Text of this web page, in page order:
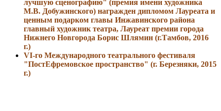
лучшую сценографию" (премия имени художника
М.В. Добужинского) награжден дипломом Лауреата и
ценным подарком главы Инжавинского района
главный художник театра, Лауреат премии города
Нижнего Новгорода Борис Шлямин (г.Тамбов, 2016
г.)
VI-го Международного театрального фестиваля
"ПостЕфремовское пространство" (г. Березняки, 2015
г.)